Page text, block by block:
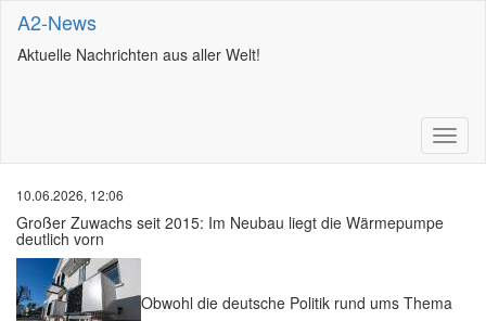
A2-News
Aktuelle Nachrichten aus aller Welt!
10.06.2026, 12:06
Großer Zuwachs seit 2015: Im Neubau liegt die Wärmepumpe
deutlich vorn
Obwohl die deutsche Politik rund ums Thema